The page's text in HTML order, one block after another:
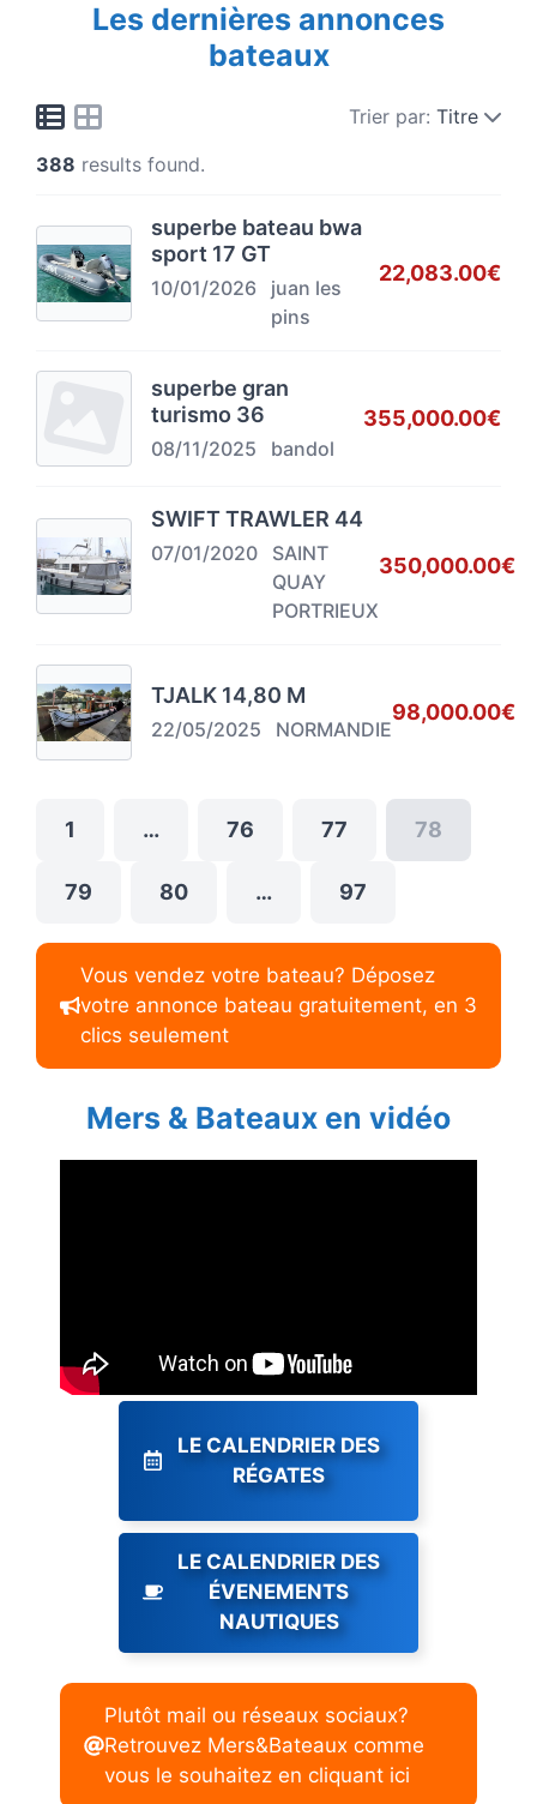
Les dernières annonces
bateaux
Trier par: Titre
388 results found.
superbe bateau bwa
sport 17 GT
10/01/2026
juan les
pins
22,083.00€
superbe gran
turismo 36
08/11/2025 bandol
355,000.00€
SWIFT TRAWLER 44
07/01/2020
SAINT
QUAY
PORTRIEUX
350,000.00€
TJALK 14,80 M
22/05/2025 NORMANDIE
98,000.00€
1 … 76 77 78
79 80 … 97
Vous vendez votre bateau? Déposez
votre annonce bateau gratuitement, en 3
clics seulement
Mers & Bateaux en vidéo
LE CALENDRIER DES
RÉGATES
LE CALENDRIER DES
ÉVENEMENTS
NAUTIQUES
Plutôt mail ou réseaux sociaux?
Retrouvez Mers&Bateaux comme
vous le souhaitez en cliquant ici